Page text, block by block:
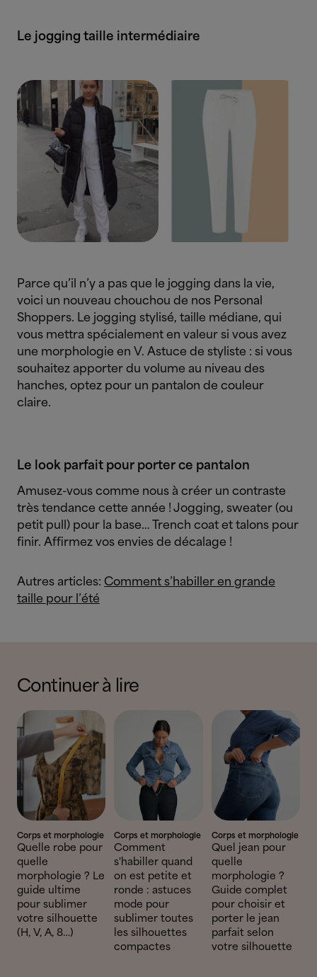
Le jogging taille intermédiaire
Parce qu’il n’y a pas que le jogging dans la vie,
voici un nouveau chouchou de nos Personal
Shoppers. Le jogging stylisé, taille médiane, qui
vous mettra spécialement en valeur si vous avez
une morphologie en V. Astuce de styliste : si vous
souhaitez apporter du volume au niveau des
hanches, optez pour un pantalon de couleur
claire.
Le look parfait pour porter ce pantalon
Amusez-vous comme nous à créer un contraste
très tendance cette année ! Jogging, sweater (ou
petit pull) pour la base… Trench coat et talons pour
finir. Affirmez vos envies de décalage !
Autres articles: Comment s’habiller en grande
taille pour l’été
Continuer à lire
Corps et morphologie
Quelle robe pour
quelle
morphologie ? Le
guide ultime
pour sublimer
votre silhouette
(H, V, A, 8…)
Corps et morphologie
Comment
s'habiller quand
on est petite et
ronde : astuces
mode pour
sublimer toutes
les silhouettes
compactes
Corps et morphologie
Quel jean pour
quelle
morphologie ?
Guide complet
pour choisir et
porter le jean
parfait selon
votre silhouette